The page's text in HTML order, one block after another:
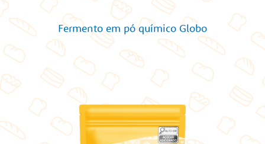
Fermento em pó químico Globo